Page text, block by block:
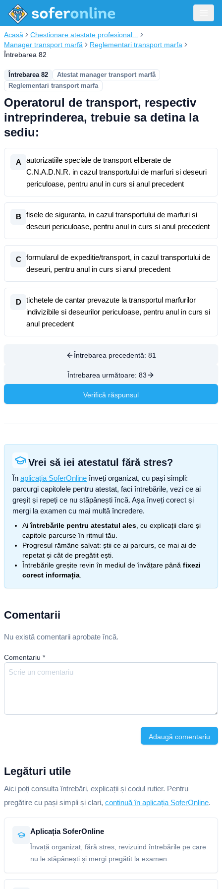
Acasă
Chestionare atestate profesional...
Manager transport marfă
Reglementari transport marfa
Întrebarea 82
Întrebarea 82
Atestat manager transport marfă
Reglementari transport marfa
Operatorul de transport, respectiv
intreprinderea, trebuie sa detina la
sediu:
A
autorizatiile speciale de transport eliberate de
C.N.A.D.N.R. in cazul transportului de marfuri si deseuri
periculoase, pentru anul in curs si anul precedent
B
fisele de siguranta, in cazul transportului de marfuri si
deseuri periculoase, pentru anul in curs si anul precedent
C
formularul de expeditie/transport, in cazul transportului de
deseuri, pentru anul in curs si anul precedent
D
tichetele de cantar prevazute la transportul marfurilor
indivizibile si deseurilor periculoase, pentru anul in curs si
anul precedent
Întrebarea precedentă: 81
Întrebarea următoare: 83
Verifică răspunsul
Vrei să iei atestatul fără stres?
În aplicația SoferOnline înveți organizat, cu pași simpli:
parcurgi capitolele pentru atestat, faci întrebările, vezi ce ai
greșit și repeți ce nu stăpânești încă. Așa înveți corect și
mergi la examen cu mai multă încredere.
Aiîntrebările pentru atestatul ales , cu explicații clare și
capitole parcurse în ritmul tău.
Progresul rămâne salvat: știi ce ai parcurs, ce mai ai de
repetat și cât de pregătit ești.
Întrebările greșite revin în mediul de învățare până fixezi
corect informația
Comentarii
Nu există comentarii aprobate încă.
Comentariu *
Adaugă comentariu
Legături utile
Aici poți consulta întrebări, explicații și codul rutier. Pentru
pregătire cu pași simpli și clari, continuă în aplicația SoferOnline.
Aplicația SoferOnline
Învață organizat, fără stres, revizuind întrebările pe care
nu le stăpânești și mergi pregătit la examen.